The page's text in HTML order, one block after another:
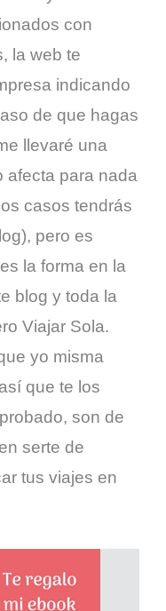
con
la web te
indicando
de que hagas
llevaré una
afecta para nada
casos tendrás
pero es
la forma en la
blog y toda la
Viajar Sola.
yo misma
que te los
son de
serte de
tus viajes en